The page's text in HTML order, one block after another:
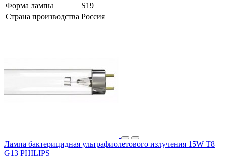
Форма лампы
S19
Страна производства Россия
Лампа бактерицидная ультрафиолетового излучения 15W T8
G13 PHILIPS